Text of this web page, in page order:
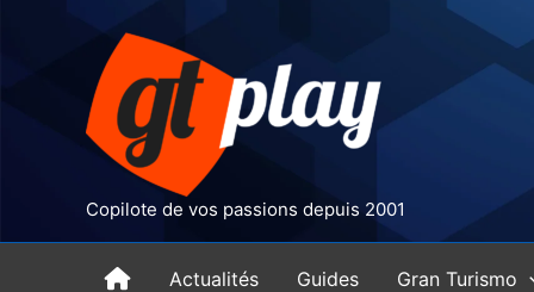
Copilote de vos passions depuis 2001
H Actualités Guides Gran Turismo